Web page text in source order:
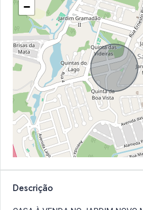
−
Descrição